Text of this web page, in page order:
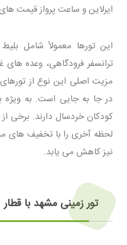
ایرلاین و ساعت پرواز قیمت
این تورها معمولاً شامل
ترانسفر فرودگاهی، وعده ‌های
مزیت اصلی این نوع از
در جا به‌ جایی است. به‌ ویژه
کودکان خردسال دارند. برخی
لحظه آخری را با تخفیف ‌های
نیز کاهش می یابد.
تور زمینی مشهد با قطار